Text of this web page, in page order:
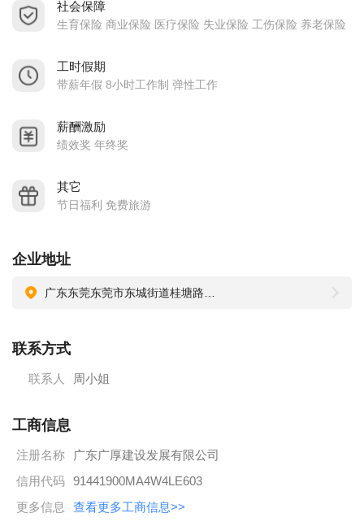
服 务宗旨，追求和完善科学管理， 以人才战略为依托， 以具有
高度社会责 任感的企业形象面向社会，以优质、创新、诚信服
社会保障
生育保险 商业保险 医疗保险 失业保险 工伤保险 养老保险
工时假期
带薪年假 8小时工作制 弹性工作
薪酬激励
绩效奖 年终奖
其它
节日福利 免费旅游
企业地址
联系方式
联系人 周小姐
工商信息
注册名称
广东广厚建设发展有限公司
信用代码 91441900MA4W4LE603
更多信息
查看更多工商信息>>